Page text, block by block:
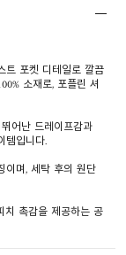
트 포켓 디테일로 깔끔
소재로, 포플린 셔
어난 드레이프감과
템입니다.
이며, 세탁 후의 원단
치 촉감을 제공하는 공